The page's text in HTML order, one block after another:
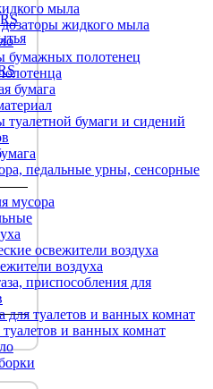
мыла
жидкого мыла
бумажных полотенец
бумага
туалетной бумаги и сидений
педальные урны, сенсорные
мусора
освежители воздуха
воздуха
приспособления для
туалетов и ванных комнат
и ванных комнат